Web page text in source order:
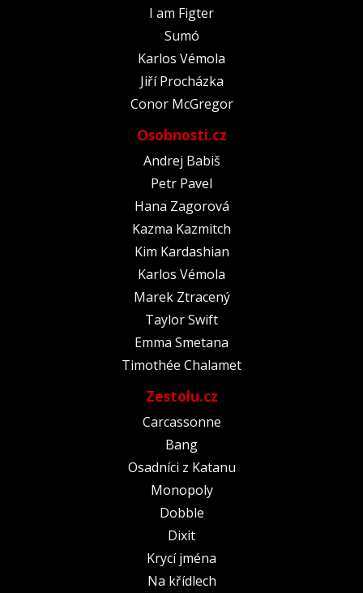
I am Figter
Sumó
Karlos Vémola
Jiří Procházka
Conor McGregor
Osobnosti.cz
Andrej Babiš
Petr Pavel
Hana Zagorová
Kazma Kazmitch
Kim Kardashian
Karlos Vémola
Marek Ztracený
Taylor Swift
Emma Smetana
Timothée Chalamet
Zestolu.cz
Carcassonne
Bang
Osadníci z Katanu
Monopoly
Dobble
Dixit
Krycí jména
Na křídlech